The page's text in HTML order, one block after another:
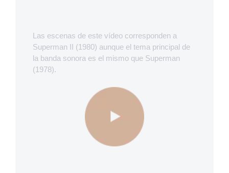
Las escenas de este vídeo corresponden a
Superman II (1980) aunque el tema principal de
la banda sonora es el mismo que Superman
(1978).